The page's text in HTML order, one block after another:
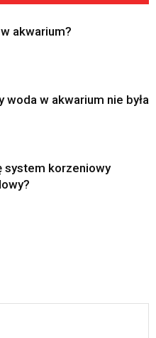
akwarium?
woda w akwarium nie była
system korzeniowy